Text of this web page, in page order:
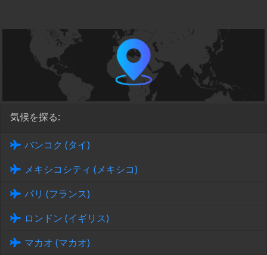
気候を探る:
バンコク (タイ)
メキシコシティ (メキシコ)
パリ (フランス)
ロンドン (イギリス)
マカオ (マカオ)